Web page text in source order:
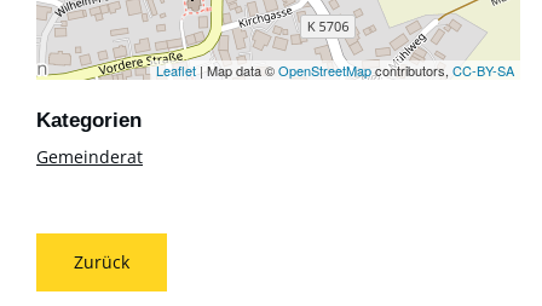
Leaflet | Map data ©OpenStreetMapcontributors, CC-BY-SA
Gemeinderat
Zurück